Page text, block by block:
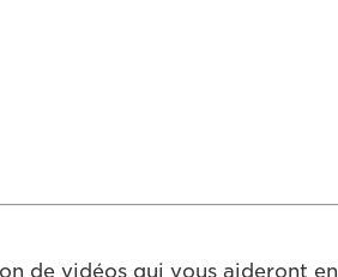
de vidéos qui vous aideront en